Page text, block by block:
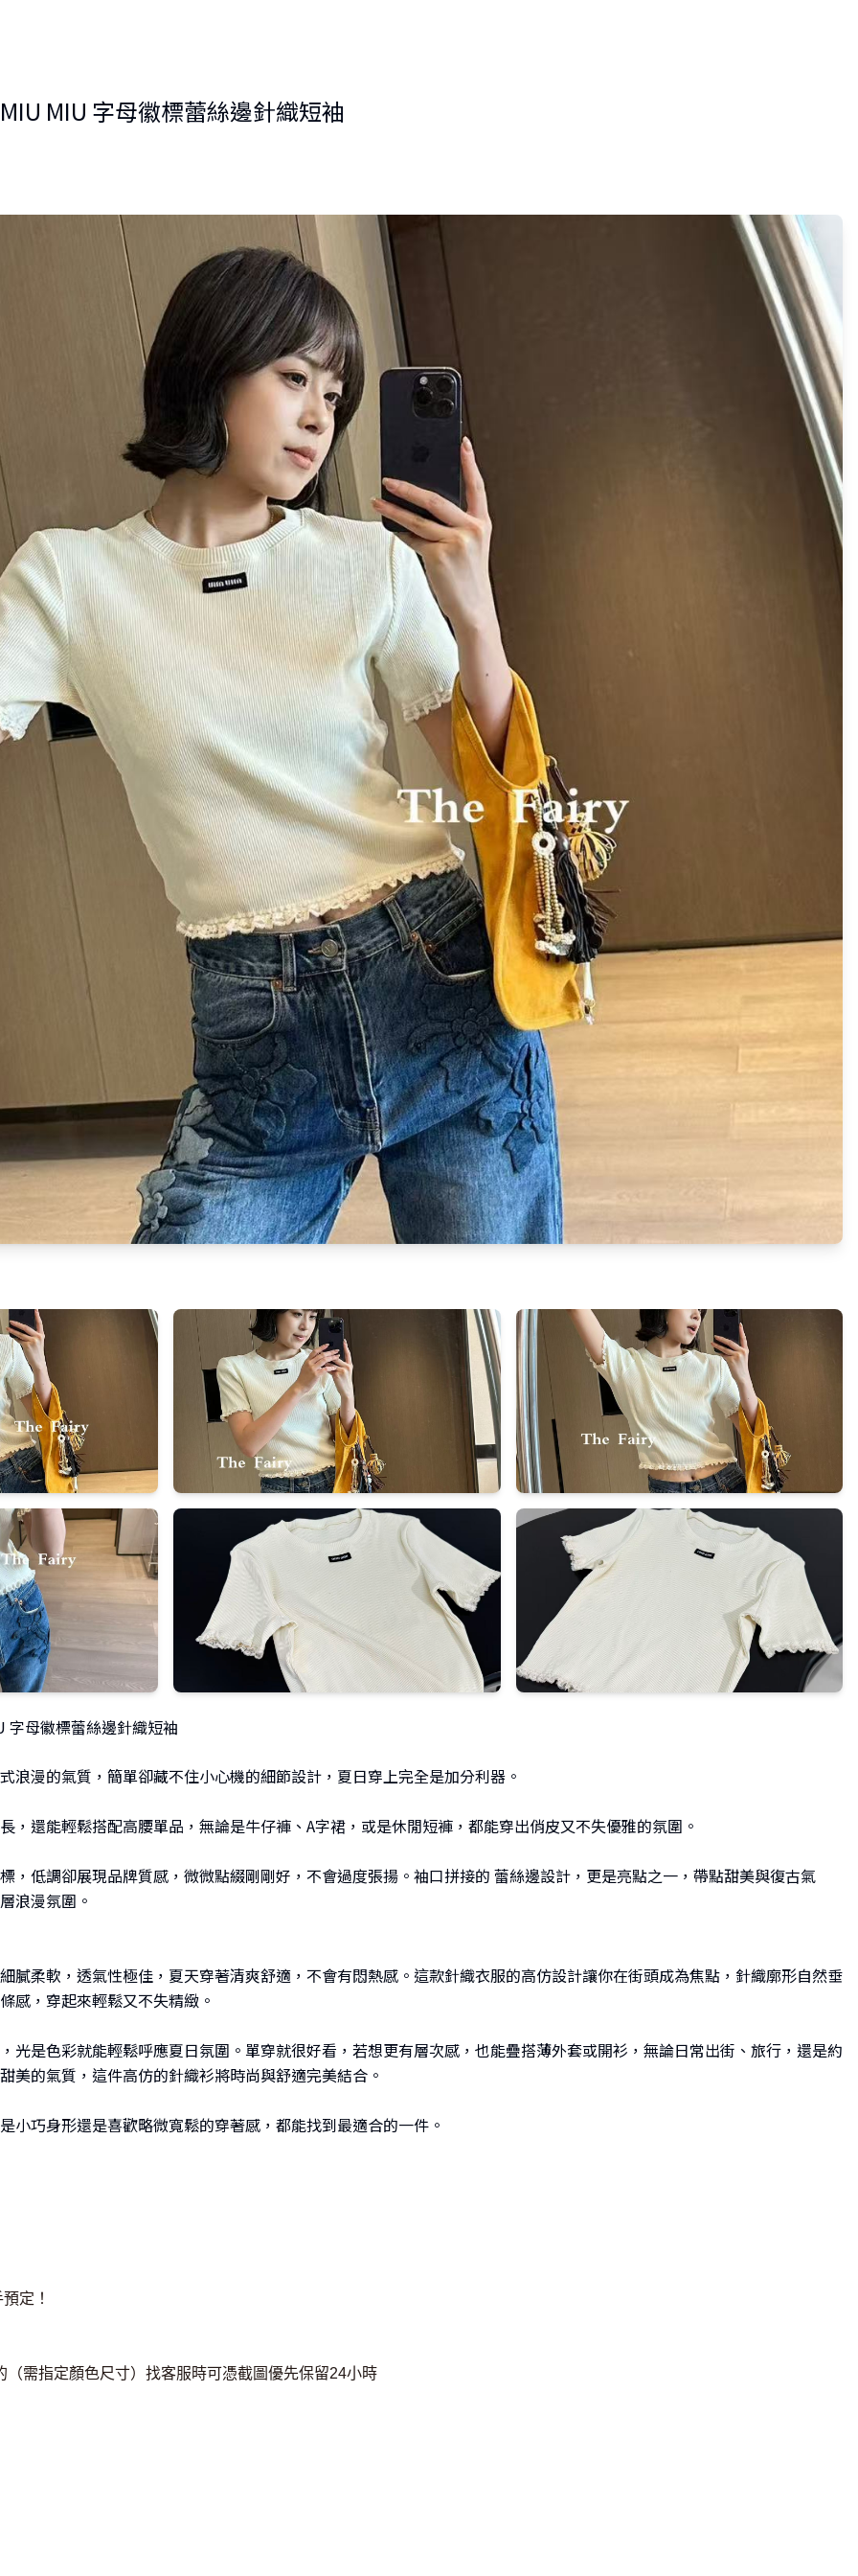
MIU 字母徽標蕾絲邊針織短袖
字母徽標蕾絲邊針織短袖
浪漫的氣質，簡單卻藏不住小心機的細節設計，夏日穿上完全是加分利器。
，還能輕鬆搭配高腰單品，無論是牛仔褲、A字裙，或是休閒短褲，都能穿出俏皮又不失優雅的氛圍。
，低調卻展現品牌質感，微微點綴剛剛好，不會過度張揚。袖口拼接的 蕾絲邊設計，更是亮點之一，帶點甜美與復古氣
浪漫氛圍。
膩柔軟，透氣性極佳，夏天穿著清爽舒適，不會有悶熱感。這款針織衣服的高仿設計讓你在街頭成為焦點，針織廓形自然垂
感，穿起來輕鬆又不失精緻。
光是色彩就能輕鬆呼應夏日氛圍。單穿就很好看，若想更有層次感，也能疊搭薄外套或開衫，無論日常出街、旅行，還是約
美的氣質，這件高仿的針織衫將時尚與舒適完美結合。
小巧身形還是喜歡略微寬鬆的穿著感，都能找到最適合的一件。
定！
（需指定顏色尺寸）找客服時可憑截圖優先保留24小時